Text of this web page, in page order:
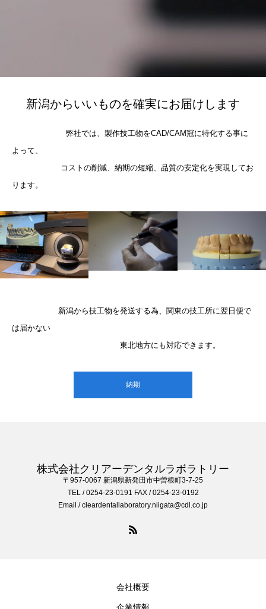
新潟からいいものを確実にお届けします
弊社では、製作技工物をCAD/CAM冠に特化する事に
よって、
コストの削減、納期の短縮、品質の安定化を実現してお
ります。
新潟から技工物を発送する為、関東の技工所に翌日便で
は届かない
東北地方にも対応できます。
納期
株式会社クリアーデンタルラボラトリー
〒957-0067 新潟県新発田市中曽根町3-7-25
TEL / 0254-23-0191 FAX / 0254-23-0192
Email / cleardentallaboratory.niigata@cdl.co.jp
会社概要